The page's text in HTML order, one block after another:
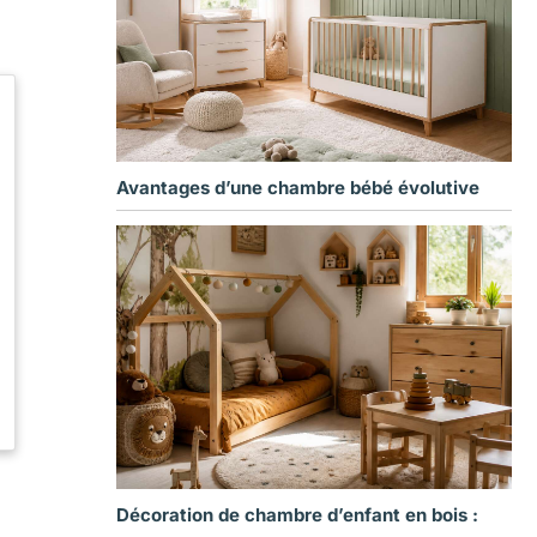
Avantages d’une chambre bébé évolutive
Décoration de chambre d’enfant en bois :